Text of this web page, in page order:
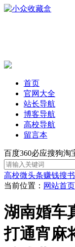
首页
官网大全
站长导航
博客导航
高校导航
留言本
百度360必应搜狗淘
高校微头条赚钱搜书
当前位置： 网站首页
湖南婚车
打通宵麻